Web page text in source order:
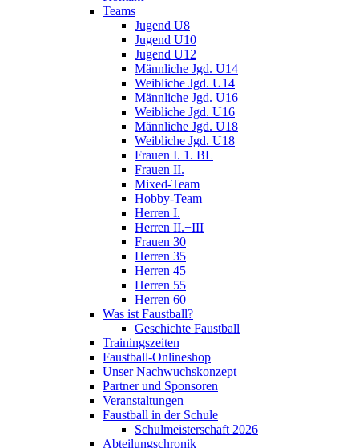
Teams
Jugend U8
Jugend U10
Jugend U12
Männliche Jgd. U14
Weibliche Jgd. U14
Männliche Jgd. U16
Weibliche Jgd. U16
Männliche Jgd. U18
Weibliche Jgd. U18
Frauen I. 1. BL
Frauen II.
Mixed-Team
Hobby-Team
Herren I.
Herren II.+III
Frauen 30
Herren 35
Herren 45
Herren 55
Herren 60
Was ist Faustball?
Geschichte Faustball
Trainingszeiten
Faustball-Onlineshop
Unser Nachwuchskonzept
Partner und Sponsoren
Veranstaltungen
Faustball in der Schule
Schulmeisterschaft 2026
Abteilungschronik